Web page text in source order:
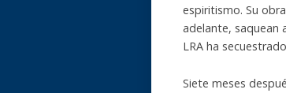
espiritismo. Su
adelante, saquean
LRA ha
Siete meses